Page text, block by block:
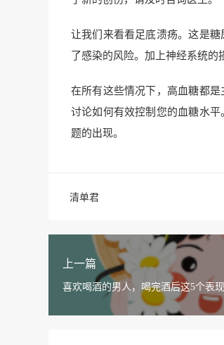
让我们来看看足底溃疡。这是
了感染的风险。加上神经系统的
在所有这些情况下，高血糖都
讨论如何有效控制您的血糖水
题的出现。
清单君
上一篇
喜欢喝酒的男人，喝完酒后这5个表